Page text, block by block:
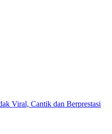
Viral, Cantik dan Berprestasi